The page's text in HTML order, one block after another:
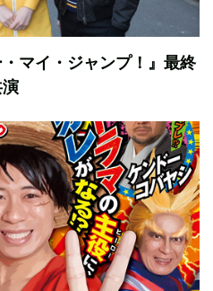
マイ・ジャンプ！』最終